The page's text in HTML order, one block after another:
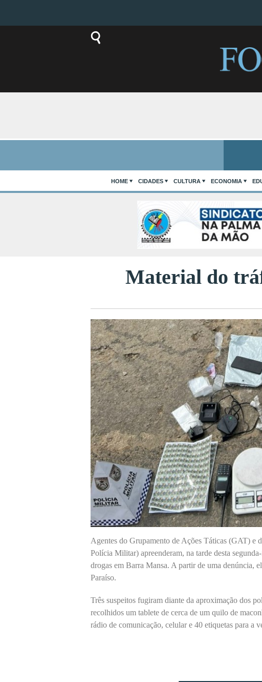
HOME CIDADES CULTURA ECONOMIA
Material do
Agentes do Grupamento de Ações Táticas (GAT) e
Polícia Militar) apreenderam, na tarde desta
drogas em Barra Mansa. A partir de uma denúncia,
Paraíso.
Três suspeitos fugiram diante da aproximação dos
recolhidos um tablete de cerca de um quilo de
rádio de comunicação, celular e 40 etiquetas para a